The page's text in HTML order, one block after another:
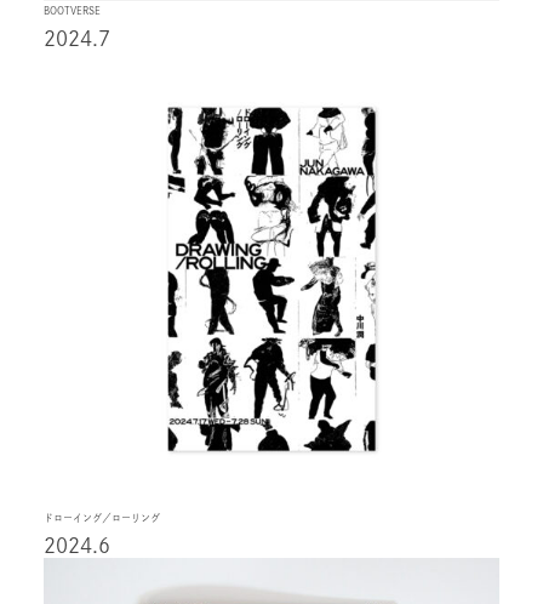
BOOTVERSE
2024.7
ドローイング／ローリング
2024.6